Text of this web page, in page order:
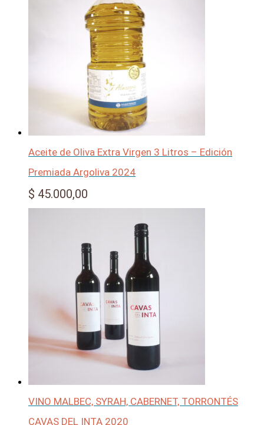
Aceite de Oliva Extra Virgen 3 Litros – Edición
Premiada Argoliva 2024
$ 45.000,00
VINO MALBEC, SYRAH, CABERNET, TORRONTÉS
CAVAS DEL INTA 2020